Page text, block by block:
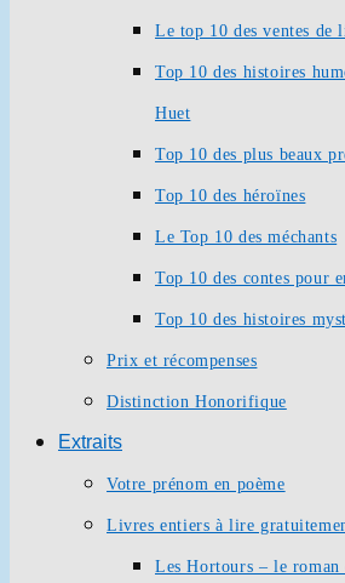
Le top 10 des ventes de
Top 10 des histoires
Huet
Top 10 des plus beaux
Top 10 des héroïnes
Le Top 10 des méchants
Top 10 des contes pour
Top 10 des histoires
Prix et récompenses
Distinction Honorifique
Extraits
Votre prénom en poème
Livres entiers à lire
Les Hortours – le roman